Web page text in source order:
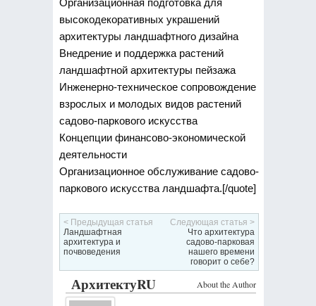
Организационная подготовка для
высокодекоративных украшений
архитектуры ландшафтного дизайна
Внедрение и поддержка растений
ландшафтной архитектуры пейзажа
Инженерно-техническое сопровождение
взрослых и молодых видов растений
садово-паркового искусства
Концепции финансово-экономической
деятельности
Организационное обслуживание садово-
паркового искусства ландшафта.[/quote]
< Предыдущая статья
Ландшафтная
архитектура и
почвоведения
Следующая статья >
Что архитектура
садово-парковая
нашего времени
говорит о себе?
About the Author
АрхитектуRU